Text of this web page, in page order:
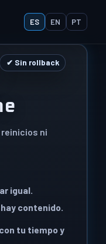
ES EN PT
✔ Sin rollback
ni
igual.
contenido.
tu tiempo y